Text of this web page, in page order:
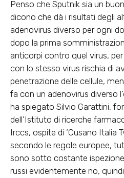
Penso che Sputnik sia un
dicono che dà i risultati degli
adenovirus diverso per ogni
dopo la prima
anticorpi contro quel virus,
con lo stesso virus rischia di
penetrazione delle cellule,
fa con un adenovirus diverso
ha spiegato Silvio Garattini,
dell’Istituto di ricerche
Irccs, ospite di ‘Cusano Italia
secondo le regole europee,
sono sotto costante ispezione
russi evidentemente no,